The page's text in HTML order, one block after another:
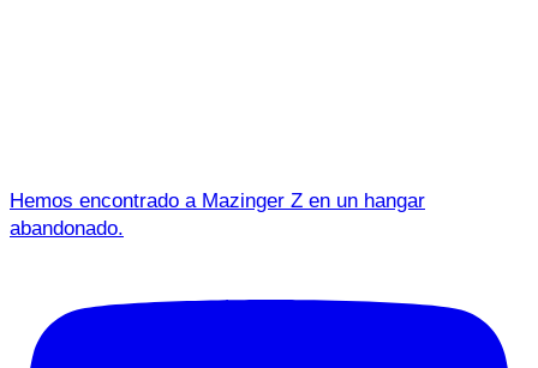
Hemos encontrado a Mazinger Z en un hangar
abandonado.